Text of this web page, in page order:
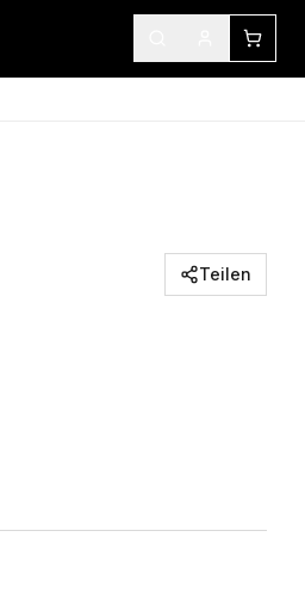
Teilen